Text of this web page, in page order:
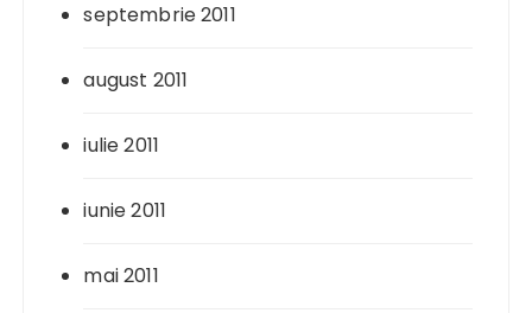
septembrie 2011
august 2011
iulie 2011
iunie 2011
mai 2011